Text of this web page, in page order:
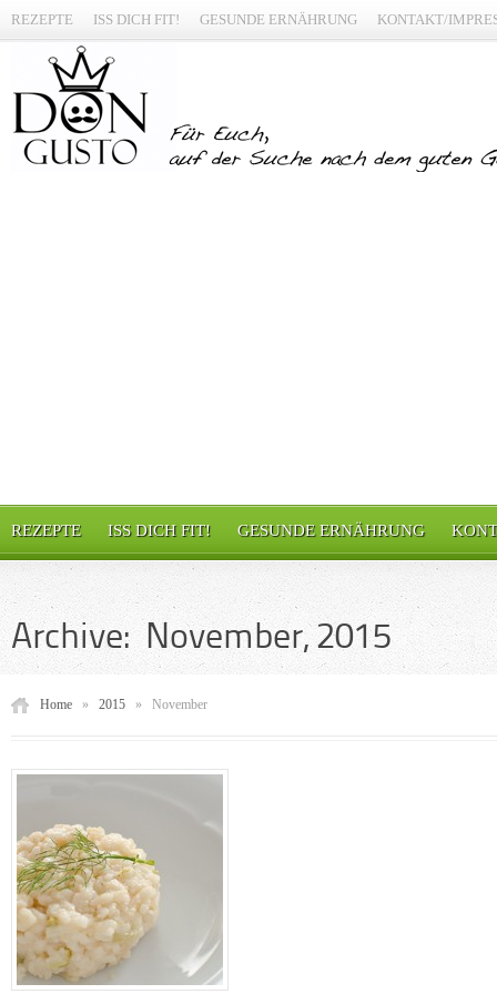
REZEPTE ISS DICH FIT! GESUNDE ERNÄHRUNG KONTAKT/
REZEPTE ISS DICH FIT! GESUNDE ERNÄHRUNG
Archive: November, 2015
Home » 2015 » November